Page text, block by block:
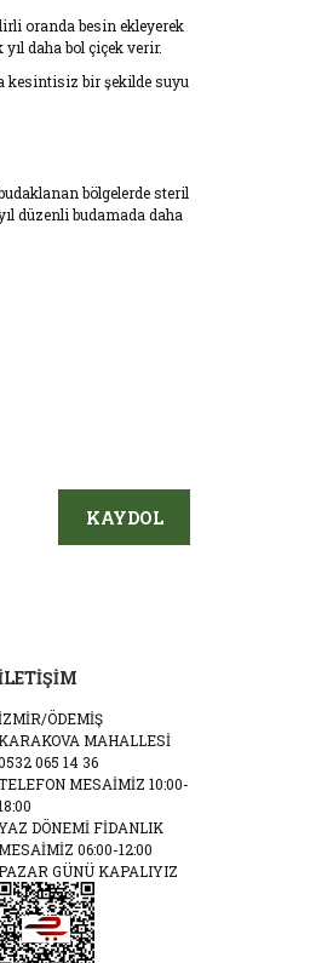
oranda besin ekleyerek
daha bol çiçek verir.
kesintisiz bir şekilde suyu
bölgelerde steril
düzenli budamada daha
KAYDOL
ÖDEMİŞ
MAHALLESİ
065 14 36
MESAİMİZ 10:00-
DÖNEMİ FİDANLIK
MESAİMİZ 06:00-12:00
GÜNÜ KAPALIYIZ